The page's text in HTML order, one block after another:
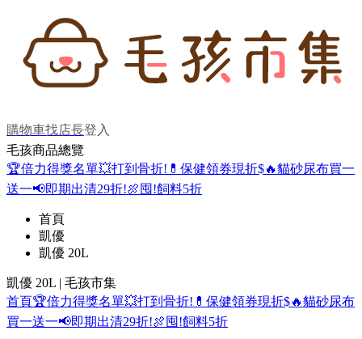
購物車找店長登入
毛孩商品總覽
🏆倍力得獎名單💥打到骨折! 💊保健領券現折$🔥貓砂尿布買一
送一📢即期出清29折!🍖囤!飼料5折
首頁
凱優
凱優 20L
凱優 20L | 毛孩市集
首頁🏆倍力得獎名單💥打到骨折! 💊保健領券現折$🔥貓砂尿布
買一送一📢即期出清29折!🍖囤!飼料5折